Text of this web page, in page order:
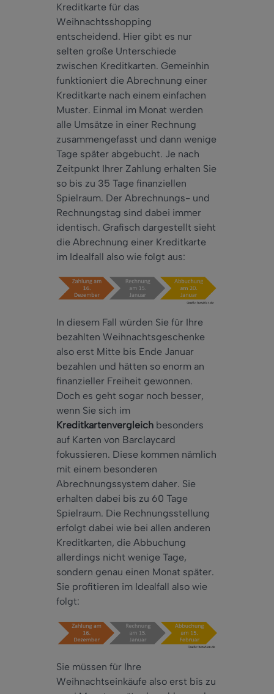
Kreditkarte für das
Weihnachtsshopping
entscheidend. Hier gibt es nur
selten große Unterschiede
zwischen Kreditkarten. Gemeinhin
funktioniert die Abrechnung einer
Kreditkarte nach einem einfachen
Muster. Einmal im Monat werden
alle Umsätze in einer Rechnung
zusammengefasst und dann wenige
Tage später abgebucht. Je nach
Zeitpunkt Ihrer Zahlung erhalten Sie
so bis zu 35 Tage finanziellen
Spielraum. Der Abrechnungs- und
Rechnungstag sind dabei immer
identisch. Grafisch dargestellt sieht
die Abrechnung einer Kreditkarte
im Idealfall also wie folgt aus:
In diesem Fall würden Sie für Ihre
bezahlten Weihnachtsgeschenke
also erst Mitte bis Ende Januar
bezahlen und hätten so enorm an
finanzieller Freiheit gewonnen.
Doch es geht sogar noch besser,
wenn Sie sich im
Kreditkartenvergleich besonders
auf Karten von Barclaycard
fokussieren. Diese kommen nämlich
mit einem besonderen
Abrechnungssystem daher. Sie
erhalten dabei bis zu 60 Tage
Spielraum. Die Rechnungsstellung
erfolgt dabei wie bei allen anderen
Kreditkarten, die Abbuchung
allerdings nicht wenige Tage,
sondern genau einen Monat später.
Sie profitieren im Idealfall also wie
folgt:
Sie müssen für Ihre
Weihnachtseinkäufe also erst bis zu